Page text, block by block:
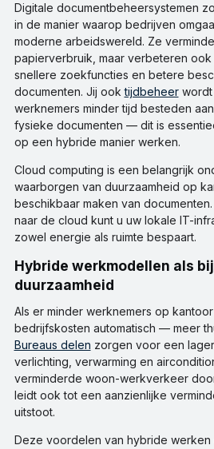
Digitale documentbeheersystemen
in de manier waarop bedrijven
moderne arbeidswereld. Ze
papierverbruik, maar verbeteren ook
snellere zoekfuncties en betere
documenten. Jij ooktijdbeheerwordt
werknemers minder tijd besteden
fysieke documenten — dit is
op een hybride manier werken.
Cloud computing is een belangrijk
waarborgen van duurzaamheid op
beschikbaar maken van
naar de cloud kunt u uw lokale IT-
zowel energie als ruimte bespaart.
Hybride werkmodellen als bijdrage aan
duurzaamheid
Als er minder werknemers op
bedrijfskosten automatisch — meer
Bureaus delen zorgen voor een
verlichting, verwarming en
verminderde woon-werkverkeer
leidt ook tot een aanzienlijke
uitstoot.
Deze voordelen van hybride